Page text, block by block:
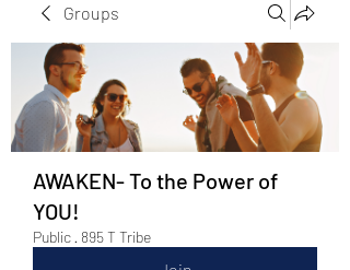
Groups
AWAKEN- To the Power of
YOU!
Public · 895 T Tribe